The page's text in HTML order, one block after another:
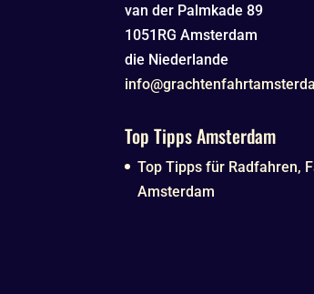
van der Palmkade 89
1051RG Amsterdam
die Niederlande
Top Tipps Amsterdam
Top Tipps für Radfahren,
Amsterdam